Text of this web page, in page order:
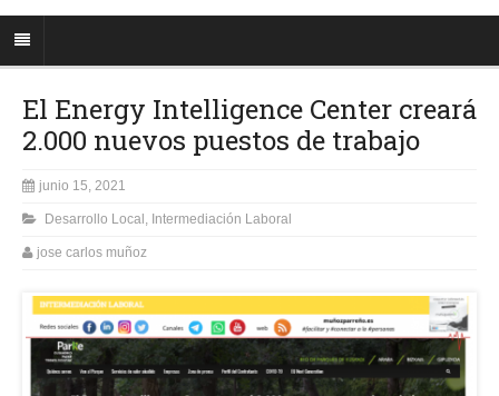
El Energy Intelligence Center creará
2.000 nuevos puestos de trabajo
junio 15, 2021
Desarrollo Local Intermediación Laboral
jose carlos muñoz